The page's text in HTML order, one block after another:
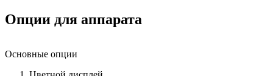
Опции для аппарата
Основные опции